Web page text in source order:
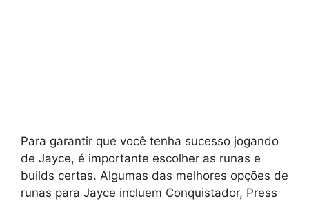
Para garantir que você tenha sucesso jogando
de Jayce, é importante escolher as runas e
builds certas. Algumas das melhores opções de
runas para Jayce incluem Conquistador, Press